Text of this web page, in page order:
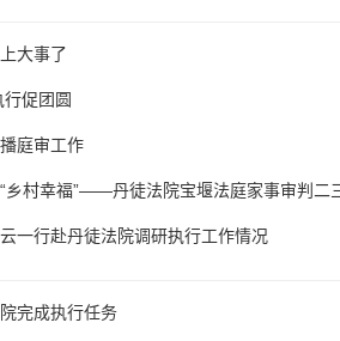
大事了
促团圆
庭审工作
乡村幸福”——丹徒法院宝堰法庭家事审判二
一行赴丹徒法院调研执行工作情况
完成执行任务